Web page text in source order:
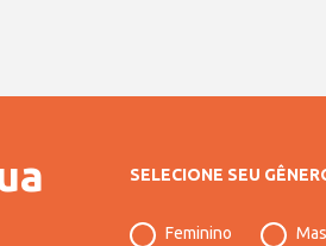
SELECIONE SEU
Feminino